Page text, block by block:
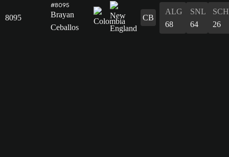
8095
#8095
Brayan
Ceballos
CB
ALG
68
SNL
64
SCH
26